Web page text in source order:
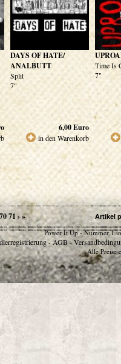
DAYS OF HATE/
ANALBUTT
Split
7"
6,00Euro
in den Warenkorb
Time Is
7"
7071 ›» Artikel
Power It Up - Nummer 1
- AGB -
Alle Preise